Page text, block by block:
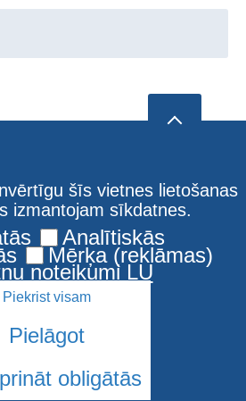
šīs vietnes lietošanas
izmantojam sīkdatnes.
Analītiskās
Mērķa (reklāmas)
noteikumi LU
Piekrist visam
Pielāgot
obligātās